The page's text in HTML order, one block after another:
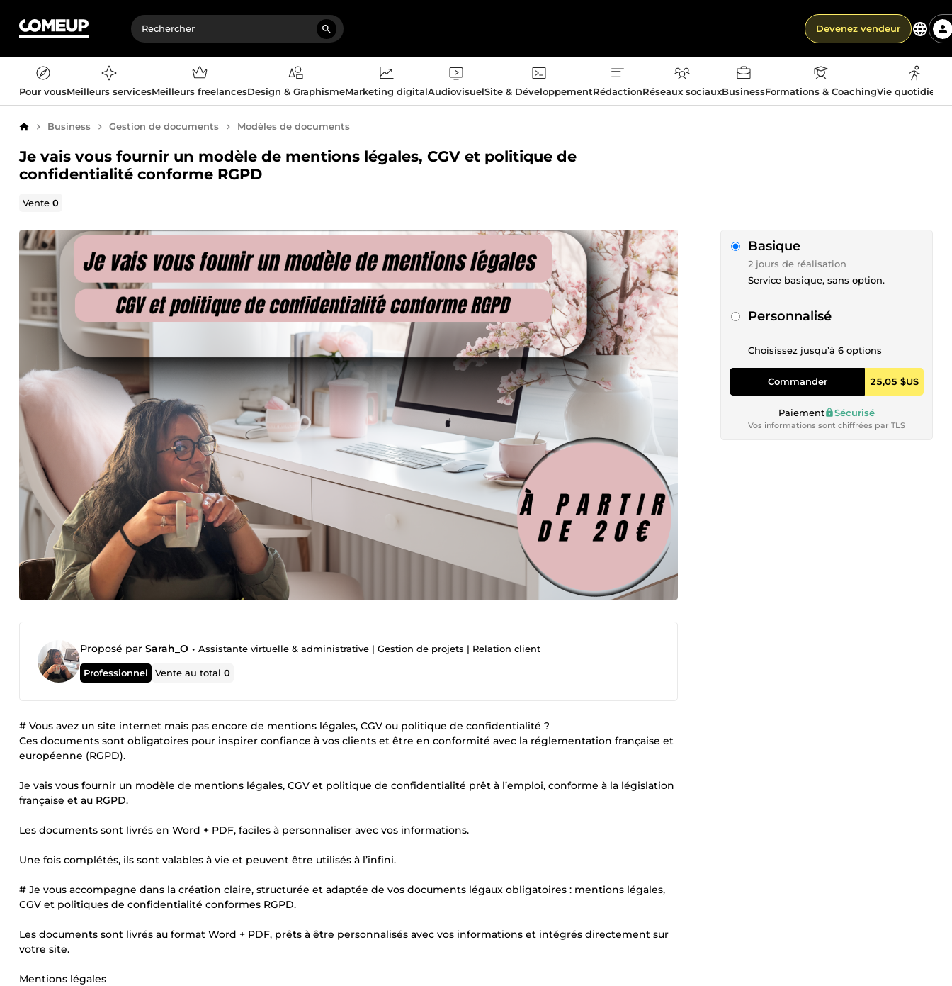
Devenez vendeur
Pour vousMeilleurs servicesMeilleurs freelancesDesign & GraphismeMarketing digitalAudiovisuelSite & DéveloppementRédactionRéseaux sociauxBusinessFormations & CoachingVie
AccueilBusiness Gestion de documents Modèles de documents
Je vais vous fournir un modèle de mentions légales, CGV et politique de
confidentialité conforme RGPD
Vente0
Proposé par Sarah_O • Assistante virtuelle & administrative | Gestion de projets | Relation client
Professionnel Vente au total0
# Vous avez un site internet mais pas encore de mentions légales, CGV ou politique de confidentialité ?
Ces documents sont obligatoires pour inspirer confiance à vos clients et être en conformité avec la réglementation française et
européenne (RGPD).
Je vais vous fournir un modèle de mentions légales, CGV et politique de confidentialité prêt à l’emploi, conforme à la législation
française et au RGPD.
Les documents sont livrés en Word + PDF, faciles à personnaliser avec vos informations.
Une fois complétés, ils sont valables à vie et peuvent être utilisés à l’infini.
# Je vous accompagne dans la création claire, structurée et adaptée de vos documents légaux obligatoires : mentions légales,
CGV et politiques de confidentialité conformes RGPD.
Les documents sont livrés au format Word + PDF, prêts à être personnalisés avec vos informations et intégrés directement sur
votre site.
Mentions légales
Basique
2 jours de réalisation
Service basique, sans option.
Personnalisé
Choisissez jusqu’à 6 options
Commander 25,05 $US
Paiement Sécurisé
Vos informations sont chiffrées par TLS